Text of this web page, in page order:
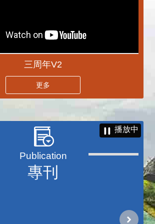
三周年V2
更多
專刊
播放中